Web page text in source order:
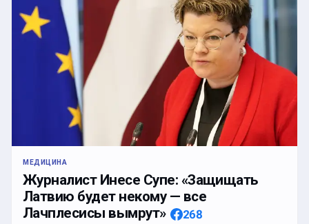
МЕДИЦИНА
Журналист Инесе Супе: «Защищать
Латвию будет некому — все
Лачплесисы вымрут»
268